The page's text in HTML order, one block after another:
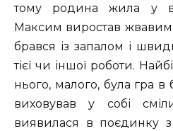
тому родина жила у
Максим виростав жвавим
брався із запалом і
тієї чи іншої роботи.
нього, малого, була гра в
виховував у собі
виявилася в поєдинку